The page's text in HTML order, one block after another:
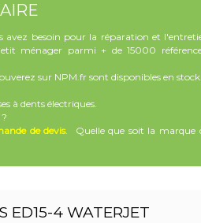
avez besoin pour la réparation et
ménager parmi + de 15000
sur NPM.fr sont disponibles en stock.
à dents électriques.
?
de devis. Quelle que soit la marque
ED15-4 WATERJET